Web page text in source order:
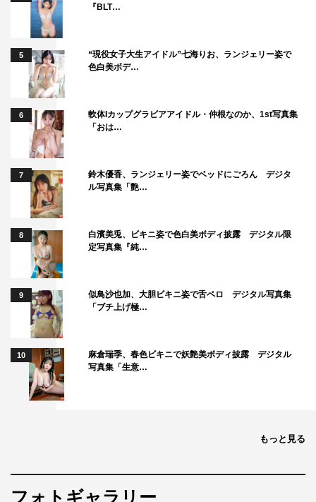
『BLT…
5
“現役女子大生アイドル”七海りお、ランジェリー姿で
色白美ボデ…
6
軟体Iカップグラビアアイドル・仲根なのか、1st写真集
「おは…
7
鈴木優香、ランジェリー姿でベッドにごろん デジタ
ル写真集「艶…
8
白濱美兎、ビキニ姿で色白美ボディ披露 デジタル限
定写真集『純…
9
似鳥沙也加、大胆ビキニ姿で舌ペロ デジタル写真集
「ブチ上げ極…
10
麻倉瑞季、春色ビキニで妖艶美ボディ披露 デジタル
写真集「生意…
もっと見る
フォトギャラリー